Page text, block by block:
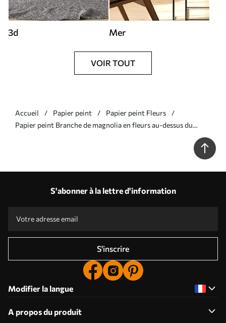
3d Mer
VOIR TOUT
Accueil Papier peint
Papier peint Fleurs
Papier peint Branche de magnolia en fleurs au-dessus du
S'abonner à la lettre d'information
S'inscrire
Modifier la langue
A propos du produit